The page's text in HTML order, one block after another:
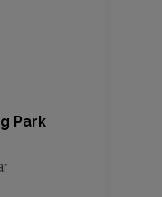
Park